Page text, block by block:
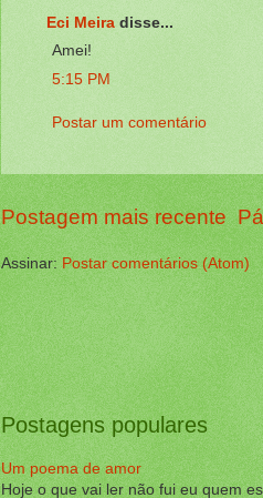
Eci Meira disse...
Amei!
5:15 PM
Postar um comentário
Postagem mais recente
Assinar:Postar comentários (Atom)
Postagens populares
Um poema de amor
Hoje o que vai ler não fui eu quem